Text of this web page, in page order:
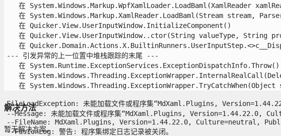
在 System.Windows.Markup.WpfXamlLoader.LoadBaml(XamlReader
在 System.Windows.Markup.XamlReader.LoadBaml(Stream stream,
   在 Quicker.View.UserInputWindow.InitializeComponent()
在 Quicker.View.UserInputWindow..ctor(String valueType, String
在
--- 引发异常的上一位置中堆栈跟踪的末尾 ---
   在 System.Runtime.ExceptionServices.ExceptionDispatchInfo.Throw()
在
在
FileLoadException: 未能加载文件或程序集“MdXaml.Plugins,
--Message: 未能加载文件或程序集“MdXaml.Plugins, Version=1.44.22.0,
--FileName: MdXaml.Plugins, Version=1.44.22.0, Culture=neutral,
--FusionLog: 警告: 程序集绑定日志记录被关闭。
解决方法
暂无解决方案。